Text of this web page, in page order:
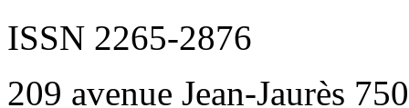
ISSN 2265-2876
209 avenue Jean-Jaurès